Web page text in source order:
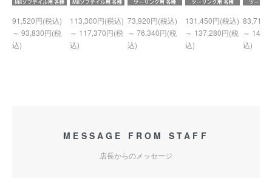
91,520円(税込)
～ 93,830円(税
込)
113,300円(税込)
～ 117,370円(税
込)
73,920円(税込)
～ 76,340円(税
込)
131,450円(税込)
～ 137,280円(税
込)
83,710
～
込)
MESSAGE FROM STAFF
店長からのメッセージ